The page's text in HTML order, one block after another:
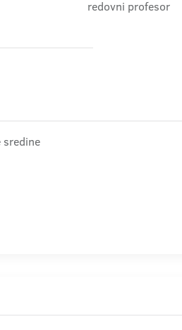
redovni profesor